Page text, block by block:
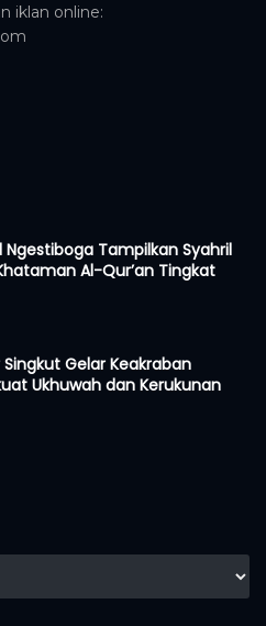
iklan online:
Ngestiboga Tampilkan Syahril
Al-Qur’an Tingkat
Singkut Gelar Keakraban
Ukhuwah dan Kerukunan